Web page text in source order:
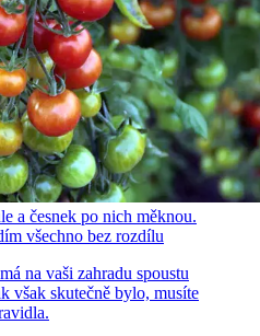
a česnek po nich měknou.
všechno bez rozdílu
na vaši zahradu spoustu
však skutečně bylo, musíte